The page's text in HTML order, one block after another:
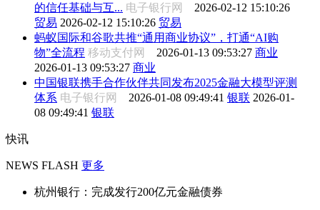
的信任基础与互... 电子银行网 2026-02-12 15:10:26
贸易 2026-02-12 15:10:26 贸易
蚂蚁国际和谷歌共推“通用商业协议”，打通“AI购
物”全流程 移动支付网 2026-01-13 09:53:27 商业
2026-01-13 09:53:27 商业
中国银联携手合作伙伴共同发布2025金融大模型评测
体系 电子银行网 2026-01-08 09:49:41 银联 2026-01-
08 09:49:41 银联
快讯
NEWS FLASH 更多
杭州银行：完成发行200亿元金融债券